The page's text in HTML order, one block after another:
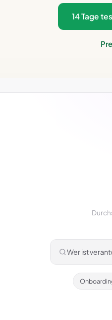
14 Tage
Wer ist